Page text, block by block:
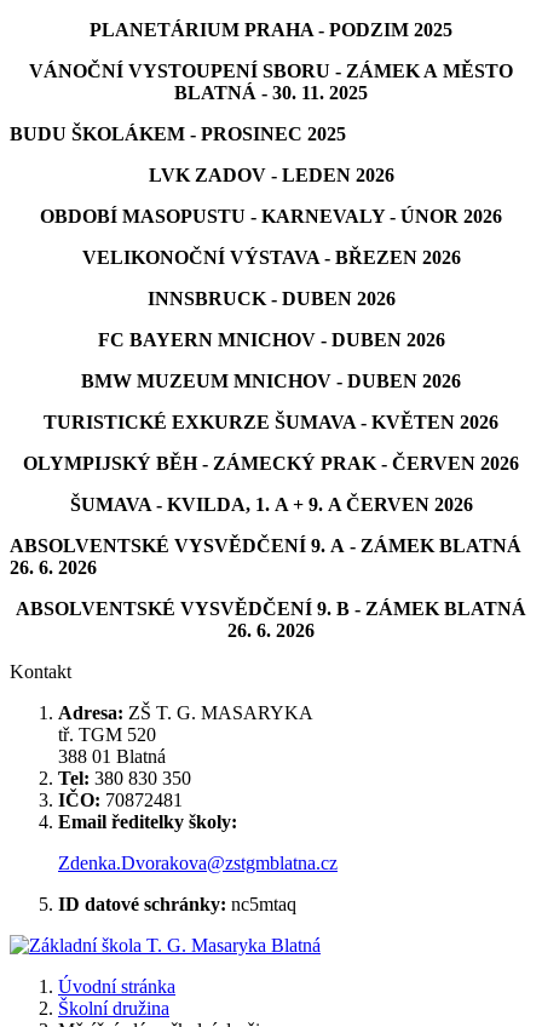
PLANETÁRIUM PRAHA - PODZIM 2025
VÁNOČNÍ VYSTOUPENÍ SBORU - ZÁMEK A MĚSTO
BLATNÁ - 30. 11. 2025
BUDU ŠKOLÁKEM - PROSINEC 2025
LVK ZADOV - LEDEN 2026
OBDOBÍ MASOPUSTU - KARNEVALY - ÚNOR 2026
VELIKONOČNÍ VÝSTAVA - BŘEZEN 2026
INNSBRUCK - DUBEN 2026
FC BAYERN MNICHOV - DUBEN 2026
BMW MUZEUM MNICHOV - DUBEN 2026
TURISTICKÉ EXKURZE ŠUMAVA - KVĚTEN 2026
OLYMPIJSKÝ BĚH - ZÁMECKÝ PRAK - ČERVEN 2026
ŠUMAVA - KVILDA, 1. A + 9. A ČERVEN 2026
ABSOLVENTSKÉ VYSVĚDČENÍ 9. A - ZÁMEK BLATNÁ
26. 6. 2026
ABSOLVENTSKÉ VYSVĚDČENÍ 9. B - ZÁMEK BLATNÁ
26. 6. 2026
Kontakt
Adresa: ZŠ T. G. MASARYKA
tř. TGM 520
388 01 Blatná
Tel: 380 830 350
IČO: 70872481
Email ředitelky školy:
Zdenka.Dvorakova@zstgmblatna.cz
ID datové schránky: nc5mtaq
Úvodní stránka
Školní družina